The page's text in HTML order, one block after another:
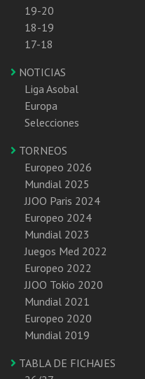
19-20
18-19
17-18
NOTICIAS
Liga Asobal
Europa
Selecciones
TORNEOS
Europeo 2026
Mundial 2025
JJOO Paris 2024
Europeo 2024
Mundial 2023
Juegos Med 2022
Europeo 2022
JJOO Tokio 2020
Mundial 2021
Europeo 2020
Mundial 2019
TABLA DE FICHAJES